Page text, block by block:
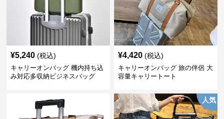
¥5,240 (税込)
キャリーオンバッグ 機内持ち込
み対応多収納ビジネスバッグ
¥4,420 (税込)
キャリーオンバッグ 旅の伴侶 大
容量キャリートート
人気